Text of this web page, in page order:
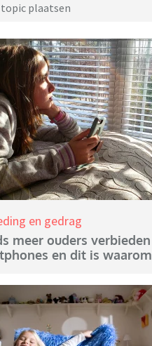
topic plaatsen
en gedrag
meer ouders verbieden
en dit is waarom